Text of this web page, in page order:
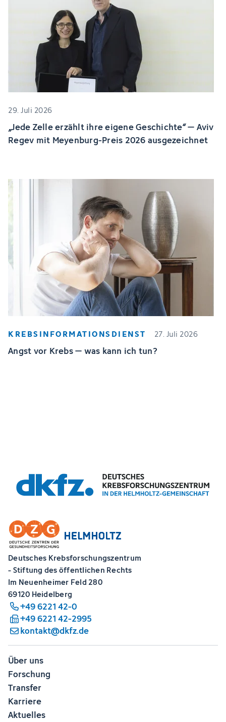
29. Juli 2026
„Jede Zelle erzählt ihre eigene Geschichte“ – Aviv
Regev mit Meyenburg-Preis 2026 ausgezeichnet
KREBSINFORMATIONSDIENST 27. Juli 2026
Angst vor Krebs – was kann ich tun?
Deutsches Krebsforschungszentrum
- Stiftung des öffentlichen Rechts
Im Neuenheimer Feld 280
69120 Heidelberg
+49 6221 42-0
+49 6221 42-2995
kontakt@dkfz.de
Über uns
Forschung
Transfer
Karriere
Aktuelles